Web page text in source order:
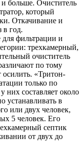
и больше. Очиститель
который
Откачивание и
в год.
фильтрации и
трехкамерный,
очиститель
по тому
осилить. «Тритон-
только по
них составляет около
устанавливать в
или двух человек,
5 человек. Его
септик
от двух до